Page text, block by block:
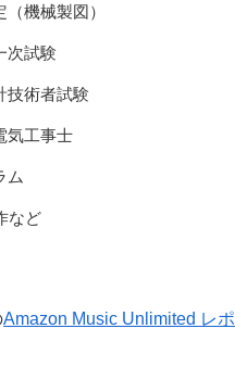
機械製図）
次試験
技術者試験
気工事士
ム
など
Amazon Music Unlimited レポ